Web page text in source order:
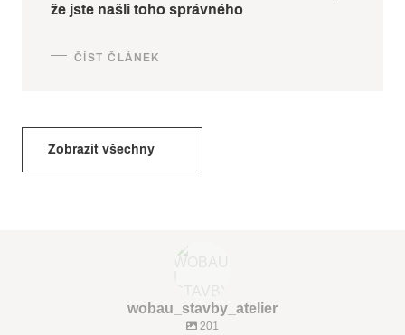
že jste našli toho správného
Zobrazit všechny
wobau_stavby_atelier
201